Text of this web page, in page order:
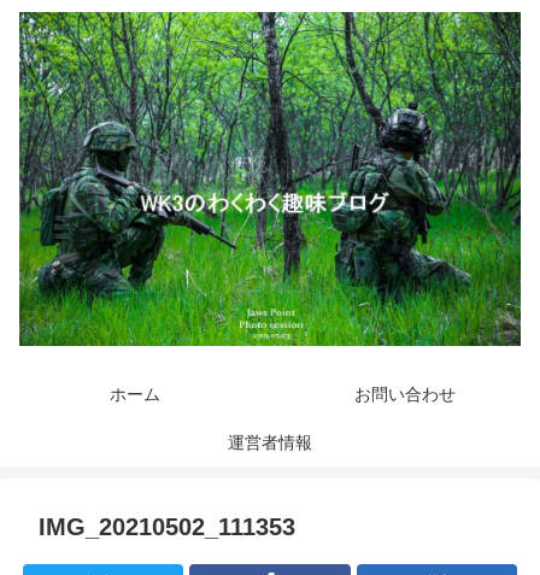
ホーム お問い合わせ
運営者情報
IMG_20210502_111353